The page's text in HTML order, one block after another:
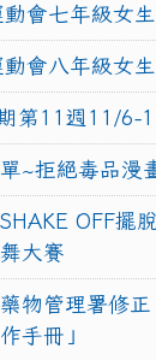
會七年級女
會八年級女
第11週11/6-
~拒絕毒品漫
OFF擺
大賽
物管理署修
手冊」